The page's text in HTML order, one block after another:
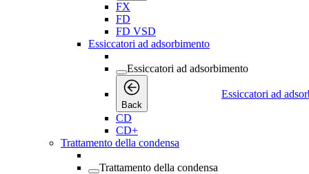
FX
FD
FD VSD
Essiccatori ad adsorbimento
Essiccatori ad adsorbimento
Back
Essiccatori ad
CD
CD+
Trattamento della condensa
Trattamento della condensa